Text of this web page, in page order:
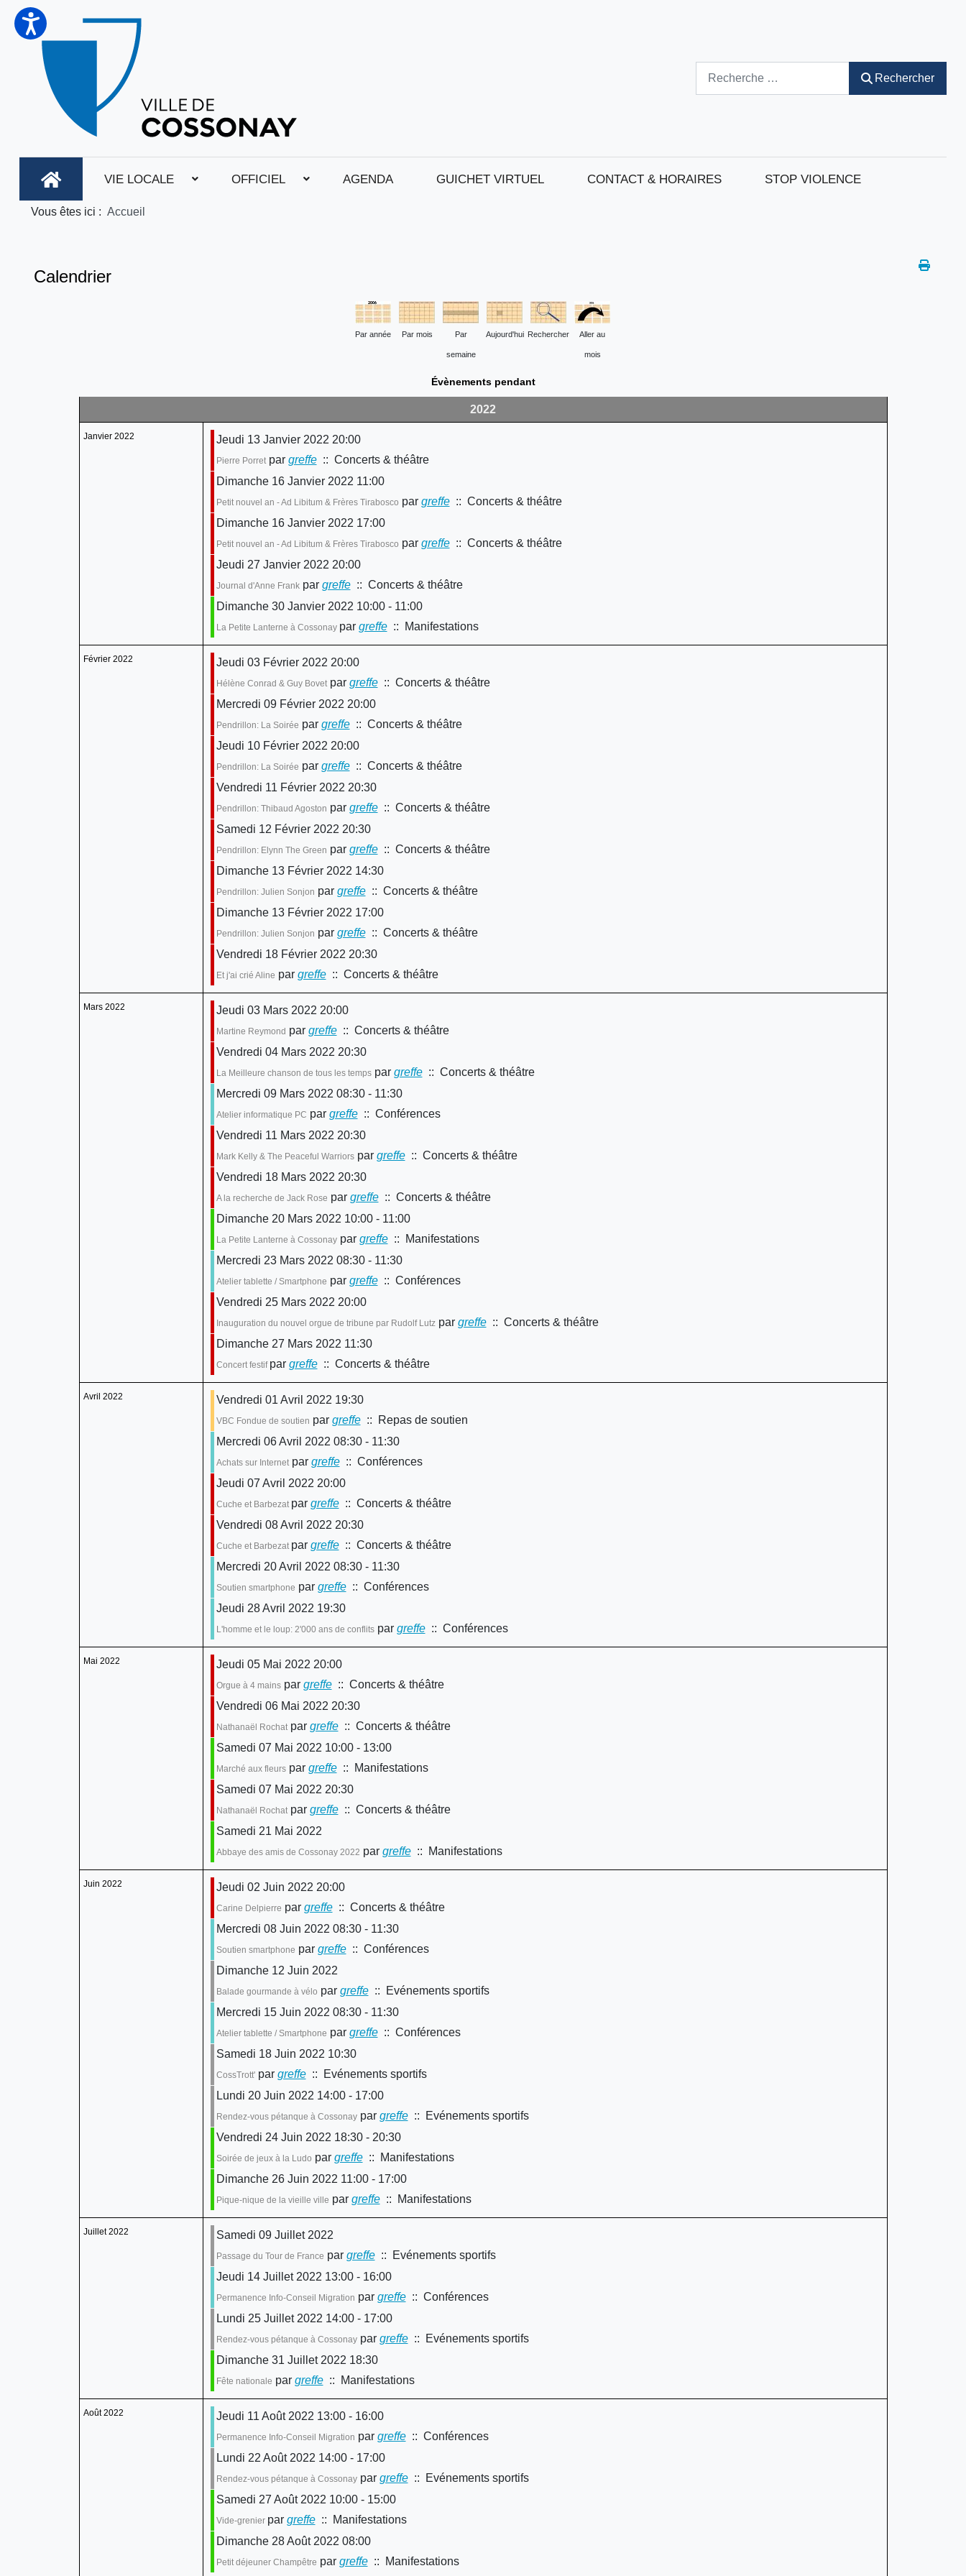
Rechercher
VIE LOCALE OFFICIEL AGENDA GUICHET VIRTUEL CONTACT & HORAIRES STOP VIOLENCE
Vous êtes ici : Accueil
Calendrier
Par année Par mois Par
semaine
Aujourd'hui Rechercher Aller au
mois
Évènements pendant
2022
Janvier 2022 Jeudi 13 Janvier 2022 20:00
Pierre Porretpar greffe:: Concerts & théâtre
Dimanche 16 Janvier 2022 11:00
Petit nouvel an - Ad Libitum & Frères Tirabosco par greffe:: Concerts & théâtre
Dimanche 16 Janvier 2022 17:00
Petit nouvel an - Ad Libitum & Frères Tirabosco par greffe:: Concerts & théâtre
Jeudi 27 Janvier 2022 20:00
Journal d'Anne Frankpar greffe:: Concerts & théâtre
Dimanche 30 Janvier 2022 10:00 - 11:00
La Petite Lanterne à Cossonay par greffe:: Manifestations
Février 2022 Jeudi 03 Février 2022 20:00
Hélène Conrad & Guy Bovetpar greffe:: Concerts & théâtre
Mercredi 09 Février 2022 20:00
Pendrillon: La Soirée par greffe:: Concerts & théâtre
Jeudi 10 Février 2022 20:00
Pendrillon: La Soirée par greffe:: Concerts & théâtre
Vendredi 11 Février 2022 20:30
Pendrillon: Thibaud Agoston par greffe:: Concerts & théâtre
Samedi 12 Février 2022 20:30
Pendrillon: Elynn The Green par greffe:: Concerts & théâtre
Dimanche 13 Février 2022 14:30
Pendrillon: Julien Sonjon par greffe:: Concerts & théâtre
Dimanche 13 Février 2022 17:00
Pendrillon: Julien Sonjon par greffe:: Concerts & théâtre
Vendredi 18 Février 2022 20:30
Et j'ai crié Aline par greffe:: Concerts & théâtre
Mars 2022 Jeudi 03 Mars 2022 20:00
Martine Reymond par greffe:: Concerts & théâtre
Vendredi 04 Mars 2022 20:30
La Meilleure chanson de tous les tempspar greffe:: Concerts & théâtre
Mercredi 09 Mars 2022 08:30 - 11:30
Atelier informatique PC par greffe:: Conférences
Vendredi 11 Mars 2022 20:30
Mark Kelly & The Peaceful Warriorspar greffe:: Concerts & théâtre
Vendredi 18 Mars 2022 20:30
A la recherche de Jack Rose par greffe:: Concerts & théâtre
Dimanche 20 Mars 2022 10:00 - 11:00
La Petite Lanterne à Cossonaypar greffe:: Manifestations
Mercredi 23 Mars 2022 08:30 - 11:30
Atelier tablette / Smartphone par greffe:: Conférences
Vendredi 25 Mars 2022 20:00
Inauguration du nouvel orgue de tribune par Rudolf Lutzpar greffe:: Concerts & théâtre
Dimanche 27 Mars 2022 11:30
Concert festif par greffe:: Concerts & théâtre
Avril 2022 Vendredi 01 Avril 2022 19:30
VBC Fondue de soutien par greffe:: Repas de soutien
Mercredi 06 Avril 2022 08:30 - 11:30
Achats sur Internetpar greffe:: Conférences
Jeudi 07 Avril 2022 20:00
Cuche et Barbezat par greffe:: Concerts & théâtre
Vendredi 08 Avril 2022 20:30
Cuche et Barbezat par greffe:: Concerts & théâtre
Mercredi 20 Avril 2022 08:30 - 11:30
Soutien smartphone par greffe:: Conférences
Jeudi 28 Avril 2022 19:30
L'homme et le loup: 2'000 ans de conflitspar greffe:: Conférences
Mai 2022 Jeudi 05 Mai 2022 20:00
Orgue à 4 mainspar greffe:: Concerts & théâtre
Vendredi 06 Mai 2022 20:30
Nathanaël Rochatpar greffe:: Concerts & théâtre
Samedi 07 Mai 2022 10:00 - 13:00
Marché aux fleurspar greffe:: Manifestations
Samedi 07 Mai 2022 20:30
Nathanaël Rochatpar greffe:: Concerts & théâtre
Samedi 21 Mai 2022
Abbaye des amis de Cossonay 2022 par greffe:: Manifestations
Juin 2022 Jeudi 02 Juin 2022 20:00
Carine Delpierre par greffe:: Concerts & théâtre
Mercredi 08 Juin 2022 08:30 - 11:30
Soutien smartphone par greffe:: Conférences
Dimanche 12 Juin 2022
Balade gourmande à vélo par greffe:: Evénements sportifs
Mercredi 15 Juin 2022 08:30 - 11:30
Atelier tablette / Smartphone par greffe:: Conférences
Samedi 18 Juin 2022 10:30
CossTrott'par greffe:: Evénements sportifs
Lundi 20 Juin 2022 14:00 - 17:00
Rendez-vous pétanque à Cossonaypar greffe:: Evénements sportifs
Vendredi 24 Juin 2022 18:30 - 20:30
Soirée de jeux à la Ludo par greffe:: Manifestations
Dimanche 26 Juin 2022 11:00 - 17:00
Pique-nique de la vieille ville par greffe:: Manifestations
Juillet 2022 Samedi 09 Juillet 2022
Passage du Tour de France par greffe:: Evénements sportifs
Jeudi 14 Juillet 2022 13:00 - 16:00
Permanence Info-Conseil Migration par greffe:: Conférences
Lundi 25 Juillet 2022 14:00 - 17:00
Rendez-vous pétanque à Cossonaypar greffe:: Evénements sportifs
Dimanche 31 Juillet 2022 18:30
Fête nationale par greffe:: Manifestations
Août 2022 Jeudi 11 Août 2022 13:00 - 16:00
Permanence Info-Conseil Migration par greffe:: Conférences
Lundi 22 Août 2022 14:00 - 17:00
Rendez-vous pétanque à Cossonaypar greffe:: Evénements sportifs
Samedi 27 Août 2022 10:00 - 15:00
Vide-grenier par greffe:: Manifestations
Dimanche 28 Août 2022 08:00
Petit déjeuner Champêtre par greffe:: Manifestations